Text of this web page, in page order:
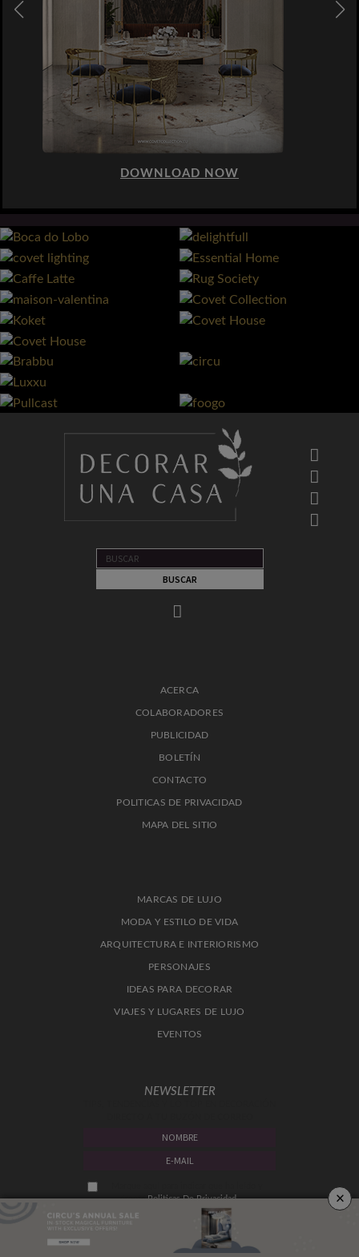
DOWNLOAD NOW
ACERCA
COLABORADORES
PUBLICIDAD
BOLETÍN
CONTACTO
POLITICAS DE PRIVACIDAD
MAPA DEL SITIO
MARCAS DE LUJO
MODA Y ESTILO DE VIDA
ARQUITECTURA E INTERIORISMO
PERSONAJES
IDEAS PARA DECORAR
VIAJES Y LUGARES DE LUJO
EVENTOS
NEWSLETTER
aceptaPoliticas De Privacidad. ×